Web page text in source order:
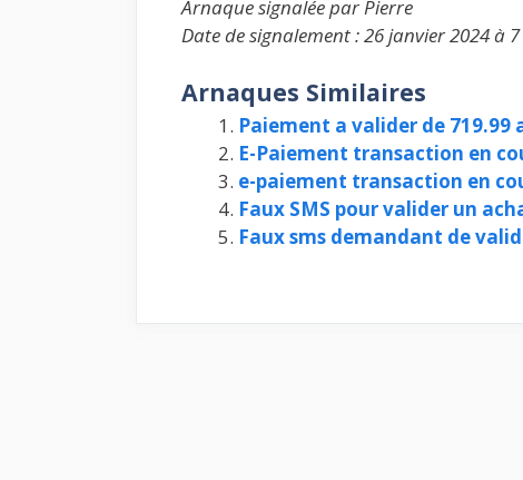
Arnaque signalée par Pierre
Date de signalement : 26 janvier 2024 à
Arnaques Similaires
Paiement a valider de 719.99
E-Paiement transaction en
e-paiement transaction en
Faux SMS pour valider un
Faux sms demandant de